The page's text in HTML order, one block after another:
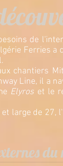
de
Ferries
chantiers
Line, il a
Elyros et le
large de 27,